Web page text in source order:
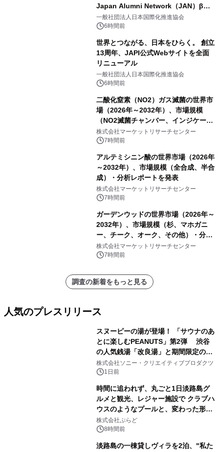
Japan Alumni Network（JAN）β版
をリリース
一般社団法人日本国際化推進協会
6時間前
世界とつながる、日本をひらく。 創立
13周年、JAPI公式Webサイトを全面
リニューアル
一般社団法人日本国際化推進協会
6時間前
二酸化窒素（NO2）ガス滅菌の世界市
場（2026年～2032年）、市場規模
（NO2滅菌チャンバー、インジケータ
ーおよびモニタリングシステム、その
他）・分析レポートを発表
株式会社マーケットリサーチセンター
7時間前
アルテミシニン酸の世界市場（2026年
～2032年）、市場規模（全合成、半合
成）・分析レポートを発表
株式会社マーケットリサーチセンター
7時間前
ガーデンウッドの世界市場（2026年～
2032年）、市場規模（杉、マホガニ
ー、チーク、オーク、その他）・分析
レポートを発表
株式会社マーケットリサーチセンター
7時間前
調査の新着をもっと見る
人気のプレスリリース
スヌーピーの湯が登場！ 「サウナのあ
とに楽しむPEANUTS」第2弾 渋谷
の人気銭湯「改良湯」と期間限定のコ
ラボレーション サウナイキタイコラ
ボグッズも発売決定！
株式会社ソニー・クリエイティブプロダクツ
1日前
時間に追われず、丸ごと1日淡路島グ
ルメと観光、レジャー施設で クラブハ
ウスのようなプールと、変わった形の
サウナも 「THE BOXY AWAJI」のお
得な素泊まり連泊プランで
株式会社ぷらど
8時間前
淡路島の一棟貸しヴィラを2泊、"私た